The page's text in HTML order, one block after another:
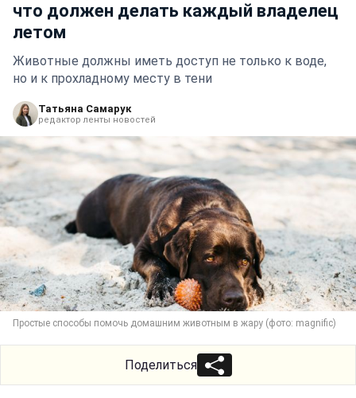
что должен делать каждый владелец
летом
Животные должны иметь доступ не только к воде,
но и к прохладному месту в тени
Татьяна Самарук
редактор ленты новостей
Простые способы помочь домашним животным в жару (фото: magnific)
Поделиться